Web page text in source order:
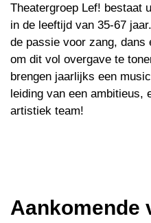
Theatergroep Lef! bestaat
in de leeftijd van 35-67
de passie voor zang, dans
om dit vol overgave te
brengen jaarlijks een
leiding van een ambitieus,
artistiek team!
Aankomende